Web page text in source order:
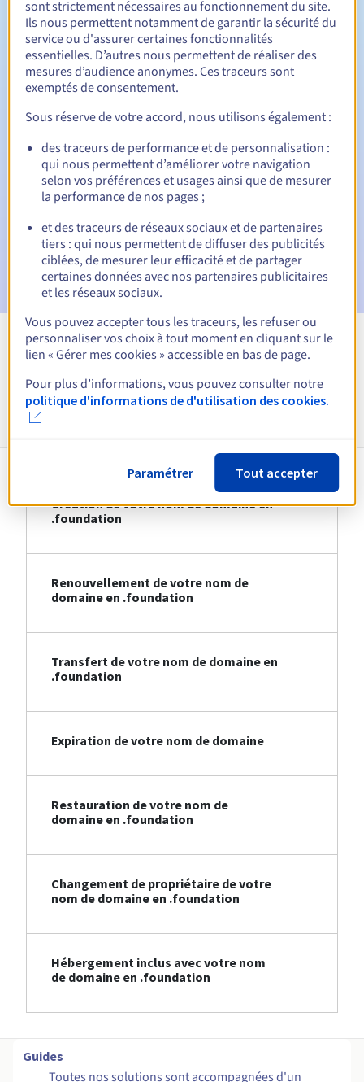
Période de rédemption 30 jours
Notifications automatiques :
Emails d'avertissement :60, 30, 15, 7 et 3 jours avant la
date d'échéance
E-mail le jour de l'expirationpour notification de la
E-mail après la Redemption Grace Periodpour
notification de la suppression du nom de domaine
Voir toutes les extensions
Informations sur le .foundation
Création de votre nom de domaine en
.foundation
Renouvellement de votre nom de
domaine en .foundation
Transfert de votre nom de domaine en
.foundation
Expiration de votre nom de domaine
Restauration de votre nom de
domaine en .foundation
Changement de propriétaire de votre
nom de domaine en .foundation
Hébergement inclus avec votre nom
de domaine en .foundation
Guides
Toutes nos solutions sont accompagnées d'un
sont strictement nécessaires au fonctionnement du site.
Ils nous permettent notamment de garantir la sécurité du
service ou d'assurer certaines fonctionnalités
essentielles. D’autres nous permettent de réaliser des
mesures d’audience anonymes. Ces traceurs sont
exemptés de consentement.
Sous réserve de votre accord, nous utilisons également :
des traceurs de performance et de personnalisation :
qui nous permettent d’améliorer votre navigation
selon vos préférences et usages ainsi que de mesurer
la performance de nos pages ;
et des traceurs de réseaux sociaux et de partenaires
tiers : qui nous permettent de diffuser des publicités
ciblées, de mesurer leur efficacité et de partager
certaines données avec nos partenaires publicitaires
et les réseaux sociaux.
Vous pouvez accepter tous les traceurs, les refuser ou
personnaliser vos choix à tout moment en cliquant sur le
lien « Gérer mes cookies » accessible en bas de page.
Pour plus d’informations, vous pouvez consulter notre
politique d'informations de d'utilisation des cookies.
Paramétrer Tout accepter